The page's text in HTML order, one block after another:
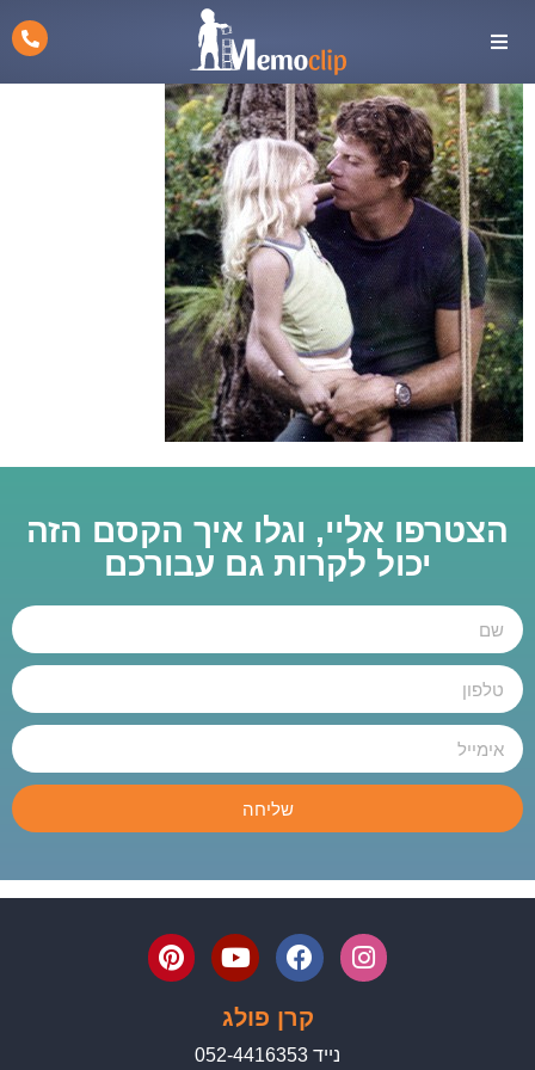
הצטרפו אליי, וגלו איך הקסם הזה
יכול לקרות גם עבורכם
שליחה
קרן פולג
נייד 052-4416353